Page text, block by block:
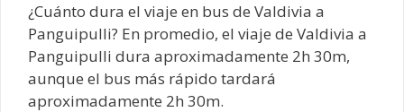
¿Cuánto dura el viaje en bus de Valdivia a
Panguipulli? En promedio, el viaje de Valdivia a
Panguipulli dura aproximadamente 2h 30m,
aunque el bus más rápido tardará
aproximadamente 2h 30m.